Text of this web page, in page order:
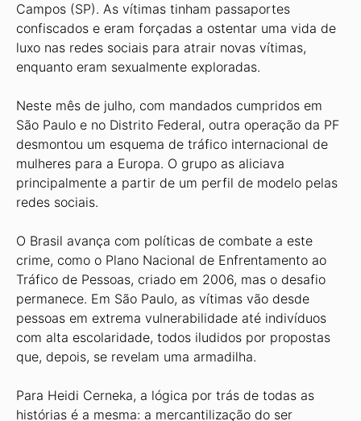
Campos (SP). As vítimas tinham passaportes
confiscados e eram forçadas a ostentar uma vida de
luxo nas redes sociais para atrair novas vítimas,
enquanto eram sexualmente exploradas.
Neste mês de julho, com mandados cumpridos em
São Paulo e no Distrito Federal, outra operação da PF
desmon­tou um esquema de tráfico internacional de
mulheres para a Europa. O grupo as aliciava
principalmente a partir de um perfil de modelo pelas
redes sociais.
O Brasil avança com políticas de combate a este
crime, como o Plano Na­cional de Enfrentamento ao
Tráfico de Pessoas, criado em 2006, mas o desafio
permanece. Em São Paulo, as vítimas vão desde
pessoas em extrema vulnera­bilidade até indivíduos
com alta escolari­dade, todos iludidos por propostas
que, depois, se revelam uma armadilha.
Para Heidi Cerneka, a lógica por trás de todas as
histórias é a mesma: a mer­cantilização do ser